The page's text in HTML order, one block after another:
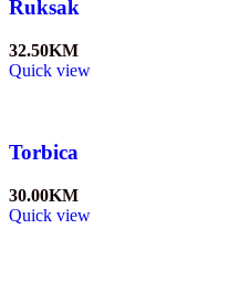
Ruksak
32.50KM
Quick view
Torbica
30.00KM
Quick view